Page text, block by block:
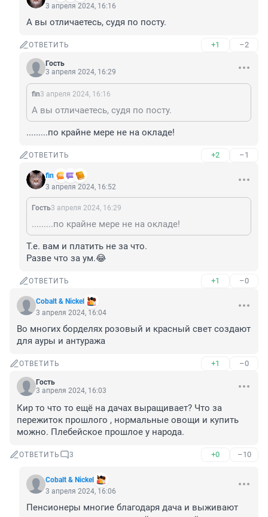
3 апреля 2024, 16:16
А вы отличаетесь, судя по посту.
ОТВЕТИТЬ +1 –2
Гость
3 апреля 2024, 16:29
fin3 апреля 2024, 16:16
А вы отличаетесь, судя по посту.
.........по крайне мере не на окладе!
ОТВЕТИТЬ +2 –1
fin
3 апреля 2024, 16:52
Гость3 апреля 2024, 16:29
.........по крайне мере не на окладе!
Т.е. вам и платить не за что.
Разве что за ум.😂
ОТВЕТИТЬ +1 –0
Cobalt & Nickel
3 апреля 2024, 16:04
Во многих борделях розовый и красный свет создают
для ауры и антуража
ОТВЕТИТЬ +1 –0
Гость
3 апреля 2024, 16:03
Кир то что то ещё на дачах выращивает? Что за
пережиток прошлого , нормальные овощи и купить
можно. Плебейское прошлое у народа.
ОТВЕТИТЬ 3 +0 –10
Cobalt & Nickel
3 апреля 2024, 16:06
Пенсионеры многие благодаря дача и выживают